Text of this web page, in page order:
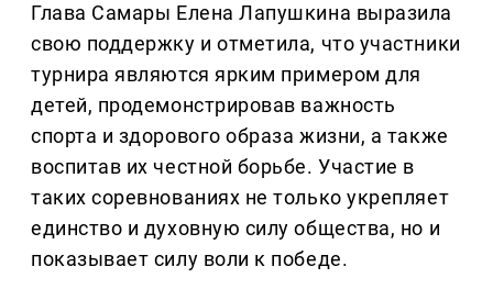
Глава Самары Елена Лапушкина выразила
свою поддержку и отметила, что участники
турнира являются ярким примером для
детей, продемонстрировав важность
спорта и здорового образа жизни, а также
воспитав их честной борьбе. Участие в
таких соревнованиях не только укрепляет
единство и духовную силу общества, но и
показывает силу воли к победе.